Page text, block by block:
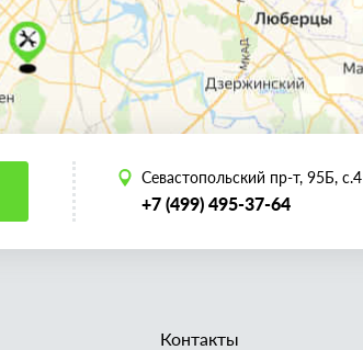
Севастопольский пр-т, 95Б, с.4
+7 (499) 495-37-64
Контакты